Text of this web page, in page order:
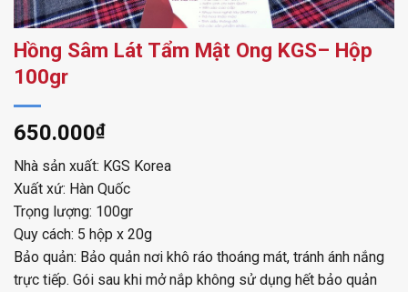
Hồng Sâm Lát Tẩm Mật Ong KGS– Hộp
100gr
650.000₫
Nhà sản xuất: KGS Korea
Xuất xứ: Hàn Quốc
Trọng lượng: 100gr
Quy cách: 5 hộp x 20g
Bảo quản: Bảo quản nơi khô ráo thoáng mát, tránh ánh nắng
trực tiếp. Gói sau khi mở nắp không sử dụng hết bảo quản